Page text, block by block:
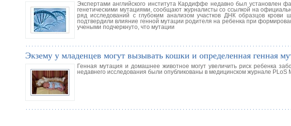
Экспертами английского института Кардиффе недавно был установлен
генетическими мутациями, сообщают журналисты со ссылкой на
ряд исследований с глубоким анализом участков ДНК образцов
подтвердили влияние генной мутации родителя на ребенка при
учеными подчеркнуто, что мутации
Экзему у младенцев могут вызывать кошки и определенная генная
Генная мутация и домашнее животное могут увеличить риск ребенка
недавнего исследования были опубликованы в медицинском журнале PLoS